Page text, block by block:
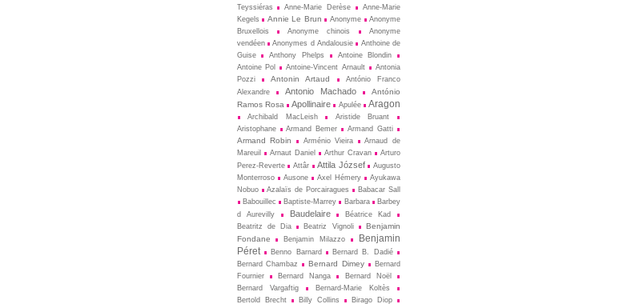
Teyssiéras
Anne-Marie Derèse
Anne-Marie
Kegels
Annie Le Brun Anonyme
Anonyme
Bruxellois
Anonyme chinois
Anonyme
vendéen
Anonymes d Andalousie
Anthoine de
Guise
Anthony Phelps
Antoine Blondin
Antoine Pol
Antoine-Vincent Arnault
Antonia
Pozzi
Antonin Artaud
António Franco
Alexandre
Antonio Machado
António
Ramos Rosa
Apollinaire Apulée Aragon
Archibald MacLeish
Aristide Bruant
Aristophane
Armand Bemer Armand Gatti
Armand Robin Arménio Vieira
Arnaud de
Mareuil
Arnaut Daniel Arthur Cravan
Arturo
Perez-Reverte
Attâr Attila József
Augusto
Monterroso
Ausone Axel Hémery
Ayukawa
Nobuo
Azalaïs de Porcairagues
Babacar Sall
Babouillec
Baptiste-Marrey Barbara
Barbey
d Aurevilly
Baudelaire
Béatrice Kad
Beatritz de Dia
Beatriz Vignoli
Benjamin
Fondane
Benjamin Milazzo
Benjamin
Péret
Benno Barnard
Bernard B. Dadié
Bernard Chambaz
Bernard Dimey
Bernard
Fournier
Bernard Nanga
Bernard Noël
Bernard Vargaftig
Bernard-Marie Koltès
Bertold Brecht
Billy Collins Birago Diop